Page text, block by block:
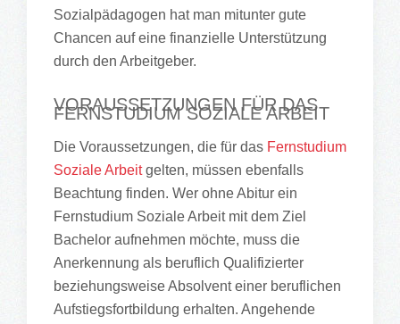
Sozialpädagogen hat man mitunter gute
Chancen auf eine finanzielle Unterstützung
durch den Arbeitgeber.
VORAUSSETZUNGEN FÜR DAS
FERNSTUDIUM SOZIALE ARBEIT
Die Voraussetzungen, die für das Fernstudium
Soziale Arbeitgelten, müssen ebenfalls
Beachtung finden. Wer ohne Abitur ein
Fernstudium Soziale Arbeit mit dem Ziel
Bachelor aufnehmen möchte, muss die
Anerkennung als beruflich Qualifizierter
beziehungsweise Absolvent einer beruflichen
Aufstiegsfortbildung erhalten. Angehende